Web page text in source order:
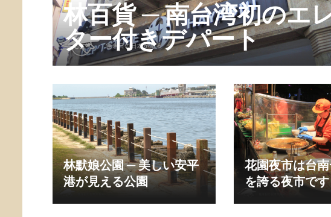
林百貨 ─ 南台湾初のエ
ター付きデパート
林默娘公園 ─ 美しい安平
港が見える公園
花園夜市は台
を誇る夜市です